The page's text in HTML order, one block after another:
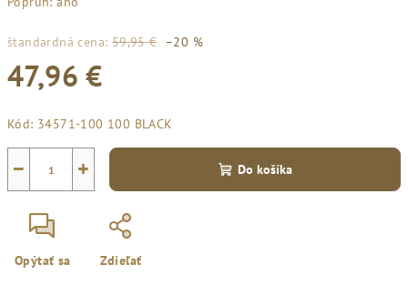
štandardná cena: 59,95 € –20 %
47,96 €
cena:
Kód: 34571-100 100 BLACK
+
− Do košíka
Opýtať sa Zdieľať